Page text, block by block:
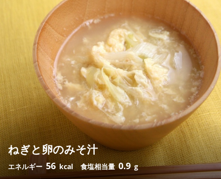
ねぎと卵のみそ汁
エネルギー 56 kcal 食塩相当量0.9 g